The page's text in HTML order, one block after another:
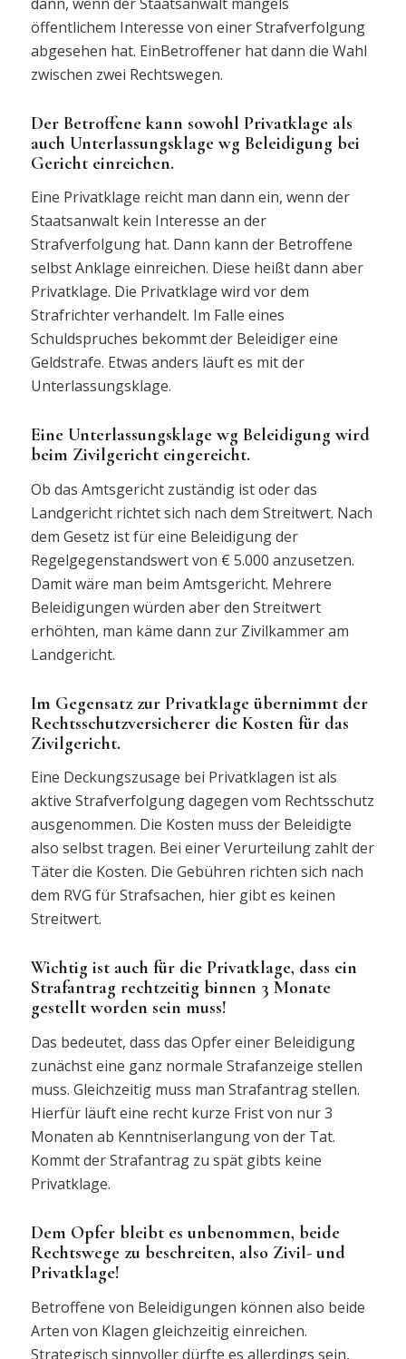
öffentlichem Interesse von einer Strafverfolgung
abgesehen hat. EinBetroffener hat dann die Wahl
zwischen zwei Rechtswegen.
Der Betroffene kann sowohl Privatklage als
auch Unterlassungsklage wg Beleidigung bei
Gericht einreichen.
Eine Privatklage reicht man dann ein, wenn der
Staatsanwalt kein Interesse an der
Strafverfolgung hat. Dann kann der Betroffene
selbst Anklage einreichen. Diese heißt dann aber
Privatklage. Die Privatklage wird vor dem
Strafrichter verhandelt. Im Falle eines
Schuldspruches bekommt der Beleidiger eine
Geldstrafe. Etwas anders läuft es mit der
Unterlassungsklage.
Eine Unterlassungsklage wg Beleidigung wird
beim Zivilgericht eingereicht.
Ob das Amtsgericht zuständig ist oder das
Landgericht richtet sich nach dem Streitwert. Nach
dem Gesetz ist für eine Beleidigung der
Regelgegenstandswert von € 5.000 anzusetzen.
Damit wäre man beim Amtsgericht. Mehrere
Beleidigungen würden aber den Streitwert
erhöhten, man käme dann zur Zivilkammer am
Landgericht.
Im Gegensatz zur Privatklage übernimmt der
Rechtsschutzversicherer die Kosten für das
Zivilgericht.
Eine Deckungszusage bei Privatklagen ist als
aktive Strafverfolgung dagegen vom Rechtsschutz
ausgenommen. Die Kosten muss der Beleidigte
also selbst tragen. Bei einer Verurteilung zahlt der
Täter die Kosten. Die Gebühren richten sich nach
dem RVG für Strafsachen, hier gibt es keinen
Streitwert.
Wichtig ist auch für die Privatklage, dass ein
Strafantrag rechtzeitig binnen 3 Monate
gestellt worden sein muss!
Das bedeutet, dass das Opfer einer Beleidigung
zunächst eine ganz normale Strafanzeige stellen
muss. Gleichzeitig muss man Strafantrag stellen.
Hierfür läuft eine recht kurze Frist von nur 3
Monaten ab Kenntniserlangung von der Tat.
Kommt der Strafantrag zu spät gibts keine
Privatklage.
Dem Opfer bleibt es unbenommen, beide
Rechtswege zu beschreiten, also Zivil- und
Privatklage!
Betroffene von Beleidigungen können also beide
Arten von Klagen gleichzeitig einreichen.
Strategisch sinnvoller dürfte es allerdings sein,